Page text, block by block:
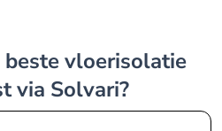
via Solvari?